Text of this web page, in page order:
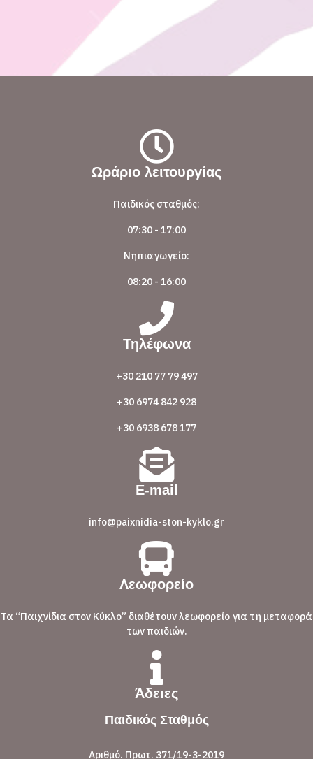
Ωράριο λειτουργίας
Παιδικός σταθμός:
07:30 - 17:00
Νηπιαγωγείο:
08:20 - 16:00
Τηλέφωνα
+30 210 77 79 497
+30 6974 842 928
+30 6938 678 177
E-mail
info@paixnidia-ston-kyklo.gr
Λεωφορείο
Τα “Παιχνίδια στον Κύκλο” διαθέτουν λεωφορείο για τη μεταφορά
των παιδιών.
Άδειες
Παιδικός Σταθμός
Αριθμό. Πρωτ. 371/19-3-2019